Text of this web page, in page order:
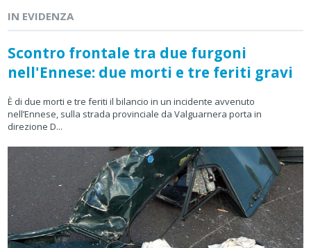
IN EVIDENZA
Scontro frontale tra due furgoni
nell'Ennese: due morti e tre feriti gravi
È di due morti e tre feriti il bilancio in un incidente avvenuto
nell’Ennese, sulla strada provinciale da Valguarnera porta in
direzione D...